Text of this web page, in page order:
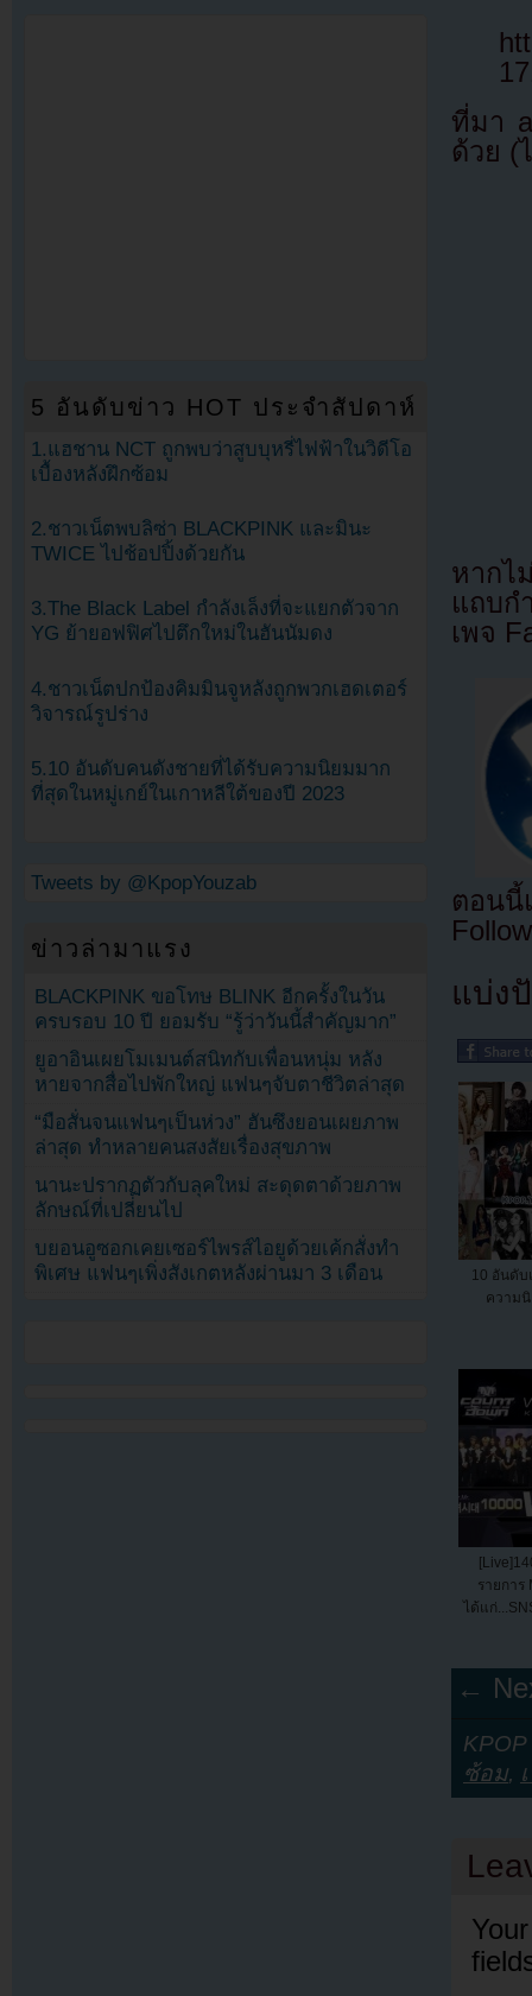
ที่มา
ด้วย (
หากไ
แถบก
เพจ
ตอนนี้
แบ่ง
10 อันดับ
ความ
รายการ
ได้แก่
←
ซ้อม,
5 อันดับข่าว HOT ประจำสัปดาห์
1.แฮชาน NCT ถูกพบว่าสูบบุหรี่ไฟฟ้าในวิดีโอ
เบื้องหลังฝึกซ้อม
2.ชาวเน็ตพบลิซ่า BLACKPINK และมินะ
TWICE ไปช้อปปิ้งด้วยกัน
3.The Black Label กำลังเล็งที่จะแยกตัวจาก
YG ย้ายอฟฟิศไปตึกใหม่ในฮันนัมดง
4.ชาวเน็ตปกป้องคิมมินจูหลังถูกพวกเฮดเตอร์
วิจารณ์รูปร่าง
5.10 อันดับคนดังชายที่ได้รับความนิยมมาก
ที่สุดในหมู่เกย์ในเกาหลีใต้ของปี 2023
Tweets by @KpopYouzab
ข่าวล่ามาแรง
BLACKPINK ขอโทษ BLINK อีกครั้งในวัน
ครบรอบ 10 ปี ยอมรับ “รู้ว่าวันนี้สำคัญมาก”
ยูอาอินเผยโมเมนต์สนิทกับเพื่อนหนุ่ม หลัง
หายจากสื่อไปพักใหญ่ แฟนๆจับตาชีวิตล่าสุด
“มือสั่นจนแฟนๆเป็นห่วง” ฮันซึงยอนเผยภาพ
ล่าสุด ทำหลายคนสงสัยเรื่องสุขภาพ
นานะปรากฏตัวกับลุคใหม่ สะดุดตาด้วยภาพ
ลักษณ์ที่เปลี่ยนไป
บยอนอูซอกเคยเซอร์ไพรส์ไอยูด้วยเค้กสั่งทำ
พิเศษ แฟนๆเพิ่งสังเกตหลังผ่านมา 3 เดือน